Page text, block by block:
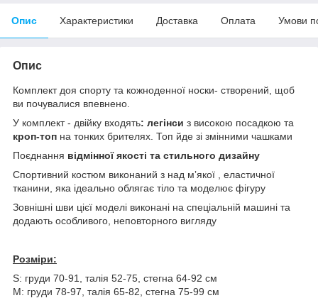
Опис Характеристики Доставка Оплата Умови
Опис
Комплект доя спорту та кожноденної носки- створений, щоб
ви почувалися впевнено.
У комплект - двійку входять: легінси з високою посадкою та
кроп-топ на тонких брителях. Топ йде зі змінними чашками
Поєднання відмінної якості та стильного дизайну
Спортивний костюм виконаний з над мʼякої , еластичної
тканини, яка ідеально облягає тіло та моделює фігуру
Зовнішні шви цієї моделі виконані на спеціальній машині та
додають особливого, неповторного вигляду
Розміри:
S: груди 70-91, талія 52-75, стегна 64-92 см
М: груди 78-97, талія 65-82, стегна 75-99 см